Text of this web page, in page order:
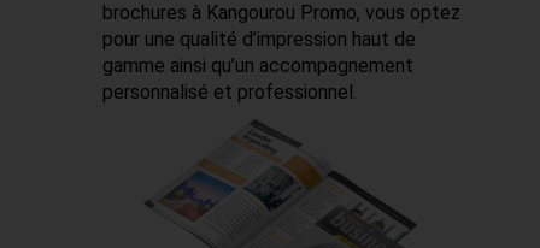
brochures à Kangourou Promo, vous optez
pour une qualité d’impression haut de
gamme ainsi qu’un accompagnement
personnalisé et professionnel.